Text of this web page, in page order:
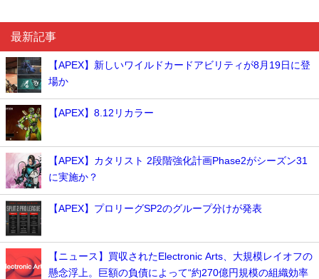
最新記事
【APEX】新しいワイルドカードアビリティが8月19日に登
場か
【APEX】8.12リカラー
【APEX】カタリスト 2段階強化計画Phase2がシーズン31
に実施か？
【APEX】プロリーグSP2のグループ分けが発表
【ニュース】買収されたElectronic Arts、大規模レイオフの
懸念浮上。巨額の負債によって“約270億円規模の組織効率